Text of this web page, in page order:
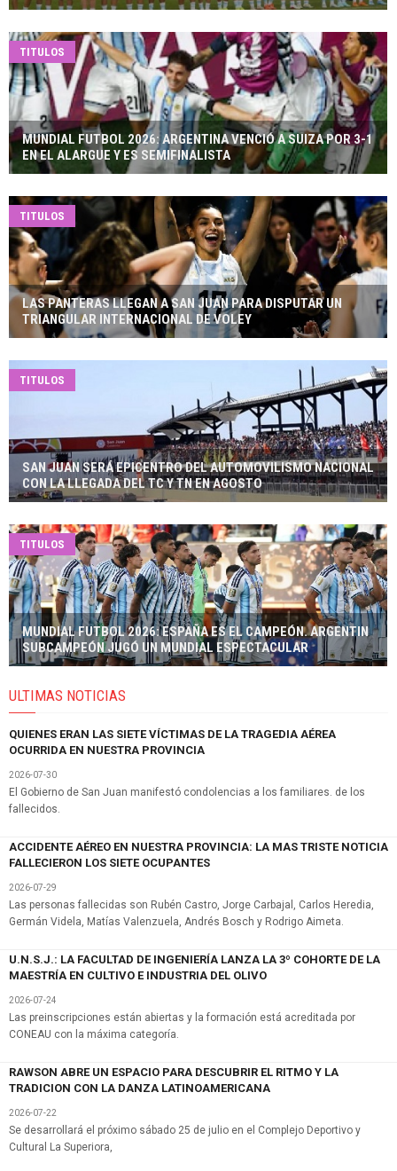
MUNDIAL FUTBOL 2026: ARGENTINA VENCIÓ A SUIZA POR 3-1
EN EL ALARGUE Y ES SEMIFINALISTA
TITULOS
LAS PANTERAS LLEGAN A SAN JUAN PARA DISPUTAR UN
TRIANGULAR INTERNACIONAL DE VOLEY
TITULOS
SAN JUAN SERÁ EPICENTRO DEL AUTOMOVILISMO NACIONAL
CON LA LLEGADA DEL TC Y TN EN AGOSTO
TITULOS
MUNDIAL FUTBOL 2026: ESPAÑA ES EL CAMPEÓN. ARGENTIN
SUBCAMPEÓN JUGÓ UN MUNDIAL ESPECTACULAR
TITULOS
ULTIMAS NOTICIAS
QUIENES ERAN LAS SIETE VÍCTIMAS DE LA TRAGEDIA AÉREA
OCURRIDA EN NUESTRA PROVINCIA
2026-07-30
El Gobierno de San Juan manifestó condolencias a los familiares. de los
fallecidos.
ACCIDENTE AÉREO EN NUESTRA PROVINCIA: LA MAS TRISTE NOTICIA
FALLECIERON LOS SIETE OCUPANTES
2026-07-29
Las personas fallecidas son Rubén Castro, Jorge Carbajal, Carlos Heredia,
Germán Videla, Matías Valenzuela, Andrés Bosch y Rodrigo Aimeta.
U.N.S.J.: LA FACULTAD DE INGENIERÍA LANZA LA 3º COHORTE DE LA
MAESTRÍA EN CULTIVO E INDUSTRIA DEL OLIVO
2026-07-24
Las preinscripciones están abiertas y la formación está acreditada por
CONEAU con la máxima categoría.
RAWSON ABRE UN ESPACIO PARA DESCUBRIR EL RITMO Y LA
TRADICION CON LA DANZA LATINOAMERICANA
2026-07-22
Se desarrollará el próximo sábado 25 de julio en el Complejo Deportivo y
Cultural La Superiora,